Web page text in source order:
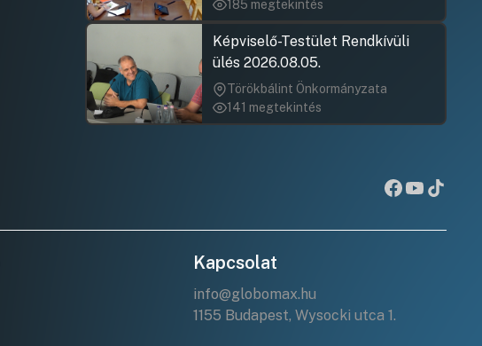
185 megtekintés
Képviselő-Testület Rendkívüli
ülés 2026.08.05.
Törökbálint Önkormányzata
141 megtekintés
Kapcsolat
info@globomax.hu
1155 Budapest, Wysocki utca 1.